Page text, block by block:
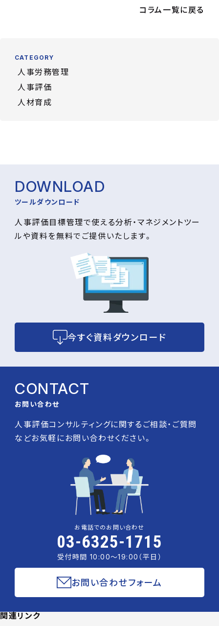
コラム一覧に戻る
CATEGORY
人事労務管理
人事評価
人材育成
DOWNLOAD
ツールダウンロード
人事評価目標管理で使える分析・マネジメントツー
ルや資料を無料でご提供いたします。
今すぐ資料ダウンロード
CONTACT
お問い合わせ
人事評価コンサルティングに関するご相談・ご質問
などお気軽にお問い合わせください。
お電話でのお問い合わせ
03-6325-1715
受付時間 10:00〜19:00（平日）
お問い合わせフォーム
関連リンク